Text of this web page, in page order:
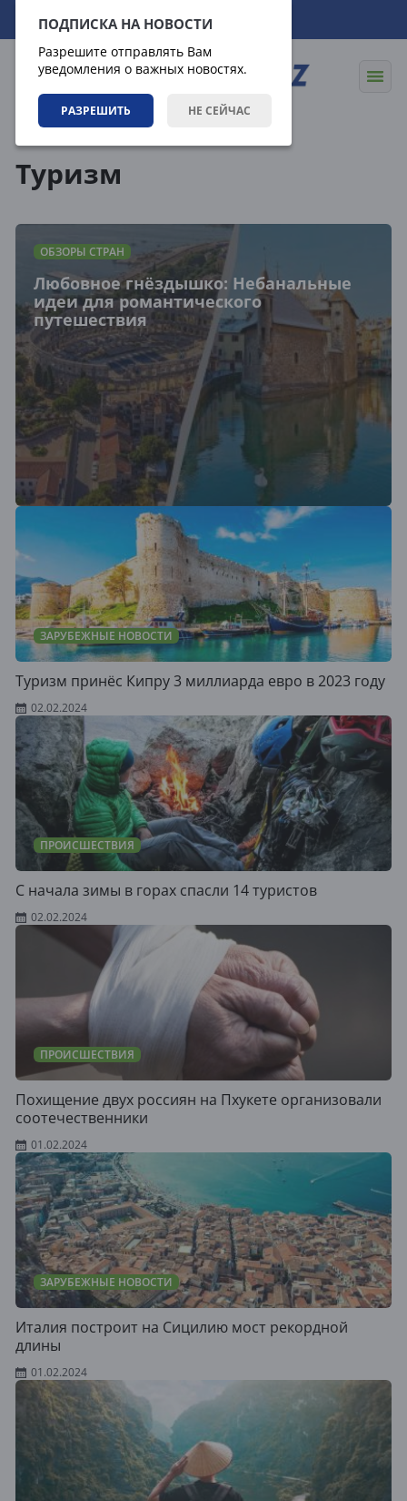
ПОДПИСКА НА НОВОСТИ
Разрешите отправлять Вам
уведомления о важных новостях.
РАЗРЕШИТЬ НЕ СЕЙЧАС
06.08.2026 17:18:52
Туризм
ОБЗОРЫ СТРАН
Любовное гнёздышко: Небанальные
идеи для романтического
путешествия
ЗАРУБЕЖНЫЕ НОВОСТИ
Туризм принёс Кипру 3 миллиарда евро в 2023 году
02.02.2024
ПРОИСШЕСТВИЯ
С начала зимы в горах спасли 14 туристов
02.02.2024
ПРОИСШЕСТВИЯ
Похищение двух россиян на Пхукете организовали
соотечественники
01.02.2024
ЗАРУБЕЖНЫЕ НОВОСТИ
Италия построит на Сицилию мост рекордной
длины
01.02.2024